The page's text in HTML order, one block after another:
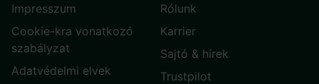
Impresszum
Cookie-kra vonatkozó
szabályzat
Adatvédelmi elvek
Rólunk
Karrier
Sajtó & hírek
Trustpilot